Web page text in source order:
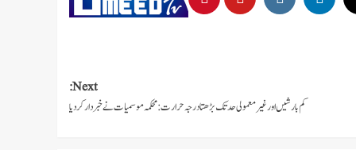
Next:
کم بارشیں اورغیرمعمولی حد تک بڑھتا درجہ حرارت: محکمہ موسمیات نے خبردار کردیا